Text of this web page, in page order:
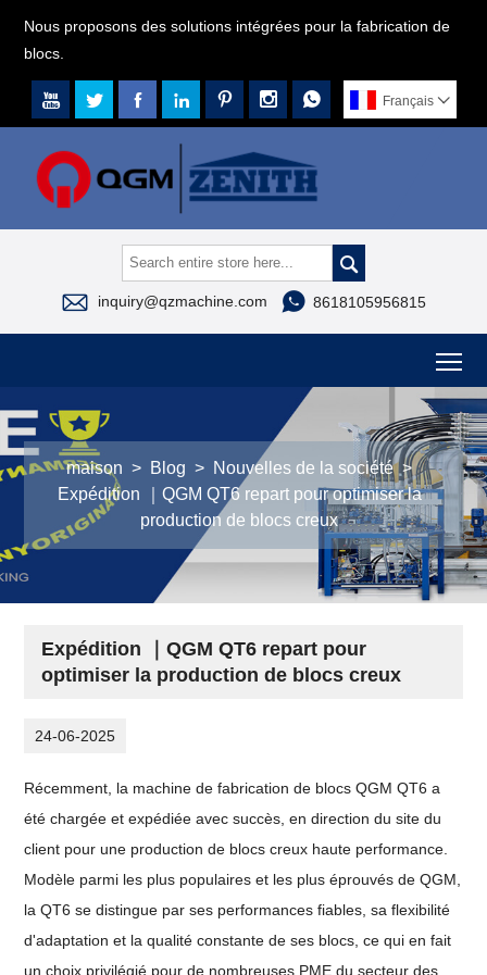
Nous proposons des solutions intégrées pour la fabrication de
blocs.
       Français 

 inquiry@qzmachine.com  8618105956815
maison > Blog > Nouvelles de la société >
Expédition ｜QGM QT6 repart pour optimiser la
production de blocs creux
Expédition ｜QGM QT6 repart pour
optimiser la production de blocs creux
24-06-2025
Récemment, la machine de fabrication de blocs QGM QT6 a
été chargée et expédiée avec succès, en direction du site du
client pour une production de blocs creux haute performance.
Modèle parmi les plus populaires et les plus éprouvés de QGM,
la QT6 se distingue par ses performances fiables, sa flexibilité
d'adaptation et la qualité constante de ses blocs, ce qui en fait
un choix privilégié pour de nombreuses PME du secteur des